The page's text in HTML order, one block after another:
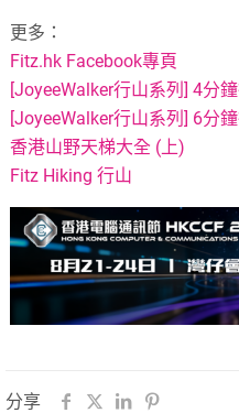
更多：
Fitz.hk Facebook專頁
[JoyeeWalker行山系列] 4分
[JoyeeWalker行山系列] 6分
香港山野天梯大全 (上)
Fitz Hiking 行山
分享